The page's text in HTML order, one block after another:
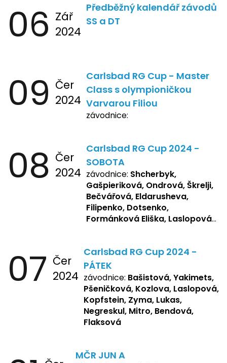
06 Zář
2024
Předběžný kalendář závodů
SS a DT
09 Čer
2024
Carlsbad RG Cup - Master
Class s olympioničkou
Varvarou Filiou
závodnice:
08 Čer
2024
Carlsbad RG Cup 2024 -
SOBOTA
závodnice: Shcherbyk,
Gašpieriková, Ondrová, Škrelji,
Bečvářová, Eldarusheva,
Filipenko, Dotsenko,
Formánková Eliška, Laslopová
Žbánková, Bašistová Beáta,
Yakimets, Pšeničková Vanesa,
Kozlova Nelly, Laslopová B.,
Kopfstein, Lukas, Negreskul ,
Mitro, Bendová, Flaksová
07 Čer
2024
Carlsbad RG Cup 2024 -
PÁTEK
závodnice: Bašistová, Yakimets,
Pšeničková, Kozlova, Laslopová,
Kopfstein, Zyma, Lukas,
Negreskul, Mitro, Bendová,
Flaksová
MČR JUN A